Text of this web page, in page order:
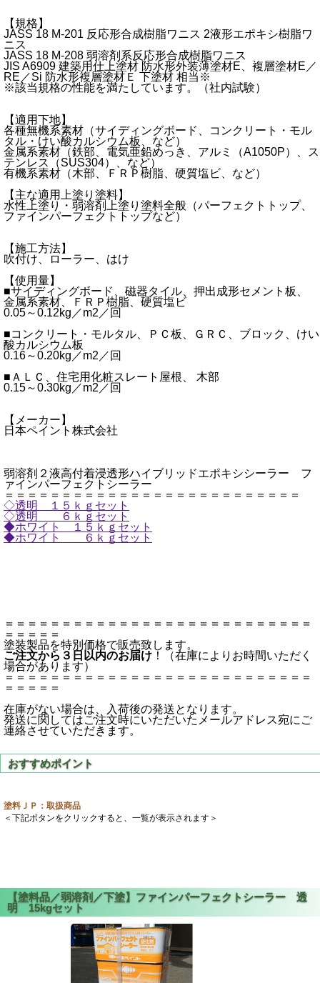
【規格】
JASS 18 M-201 反応形合成樹脂ワニス 2液形エポキシ樹脂ワ
ニス
JASS 18 M-208 弱溶剤系反応形合成樹脂ワニス
JIS A6909 建築用仕上塗材 防水形外装薄塗材E、複層塗材E／
RE／Si 防水形複層塗材Ｅ 下塗材 相当※
※該当規格の性能を満たしています。（社内試験）
【適用下地】
各種無機系素材（サイディングボード、コンクリート・モル
タル・けい酸カルシウム板、など）
金属系素材（鉄部、電気亜鉛めっき、アルミ（A1050P）、ス
テンレス（SUS304）、など）
有機系素材（木部、ＦＲＰ樹脂、硬質塩ビ、など）
【主な適用上塗り塗料】
水性上塗り・弱溶剤上塗り塗料全般（パーフェクトトップ、
ファインパーフェクトトップなど）
【施工方法】
吹付け、ローラー、はけ
【使用量】
■サイディングボード、磁器タイル、押出成形セメント板、
金属系素材、ＦＲＰ樹脂、硬質塩ビ
0.05～0.12kg／m2／回
■コンクリート・モルタル、ＰＣ板、ＧＲＣ、ブロック、けい
酸カルシウム板
0.16～0.20kg／m2／回
■ＡＬＣ、住宅用化粧スレート屋根、 木部
0.15～0.30kg／m2／回
【メーカー】
日本ペイント株式会社
弱溶剤２液高付着浸透形ハイブリッドエポキシシーラー フ
ァインパーフェクトシーラー
＝＝＝＝＝＝＝＝＝＝＝＝＝＝＝＝＝＝＝＝＝＝＝＝＝＝
◇透明 １５ｋｇセット
◇透明 ６ｋｇセット
◆ホワイト １５ｋｇセット
◆ホワイト ６ｋｇセット
＝＝＝＝＝＝＝＝＝＝＝＝＝＝＝＝＝＝＝＝＝＝＝＝＝＝＝
＝＝＝＝＝
塗装製品を特別価格で販売致します。
ご注文から３日以内のお届け ！（在庫によりお時間いただく
場合があります）
＝＝＝＝＝＝＝＝＝＝＝＝＝＝＝＝＝＝＝＝＝＝＝＝＝＝＝
＝＝＝＝＝
在庫がない場合は、入荷後の発送となります。
発送に関してはご注文時にいただいたメールアドレス宛にご
連絡させていただきます。
塗料ＪＰ：取扱商品
＜下記ボタンをクリックすると、一覧が表示されます＞